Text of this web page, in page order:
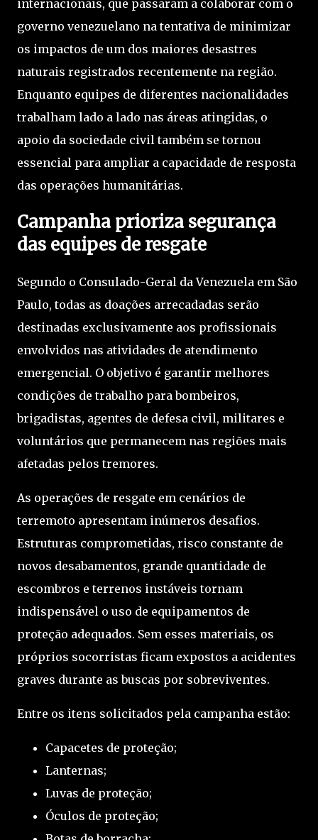
internacionais, que passaram a colaborar com o
governo venezuelano na tentativa de minimizar
os impactos de um dos maiores desastres
naturais registrados recentemente na região.
Enquanto equipes de diferentes nacionalidades
trabalham lado a lado nas áreas atingidas, o
apoio da sociedade civil também se tornou
essencial para ampliar a capacidade de resposta
das operações humanitárias.
Campanha prioriza segurança
das equipes de resgate
Segundo o Consulado-Geral da Venezuela em São
Paulo, todas as doações arrecadadas serão
destinadas exclusivamente aos profissionais
envolvidos nas atividades de atendimento
emergencial. O objetivo é garantir melhores
condições de trabalho para bombeiros,
brigadistas, agentes de defesa civil, militares e
voluntários que permanecem nas regiões mais
afetadas pelos tremores.
As operações de resgate em cenários de
terremoto apresentam inúmeros desafios.
Estruturas comprometidas, risco constante de
novos desabamentos, grande quantidade de
escombros e terrenos instáveis tornam
indispensável o uso de equipamentos de
proteção adequados. Sem esses materiais, os
próprios socorristas ficam expostos a acidentes
graves durante as buscas por sobreviventes.
Entre os itens solicitados pela campanha estão:
Capacetes de proteção;
Lanternas;
Luvas de proteção;
Óculos de proteção;